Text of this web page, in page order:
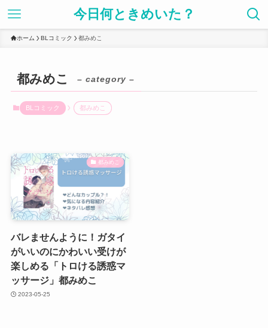
今日何ときめいた？
ホーム BLコミック 都みめこ
都みめこ – category –
BLコミック 都みめこ
都みめこ
バレませんように！ガタイ
がいいのにかわいい受けが
楽しめる「トロける誘惑マ
ッサージ」都みめこ
2023-05-25